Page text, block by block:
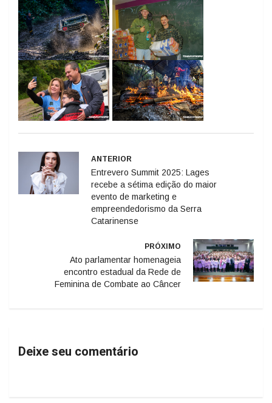
ANTERIOR
Entrevero Summit 2025: Lages
recebe a sétima edição do maior
evento de marketing e
empreendedorismo da Serra
Catarinense
PRÓXIMO
Ato parlamentar homenageia
encontro estadual da Rede de
Feminina de Combate ao Câncer
Deixe seu comentário